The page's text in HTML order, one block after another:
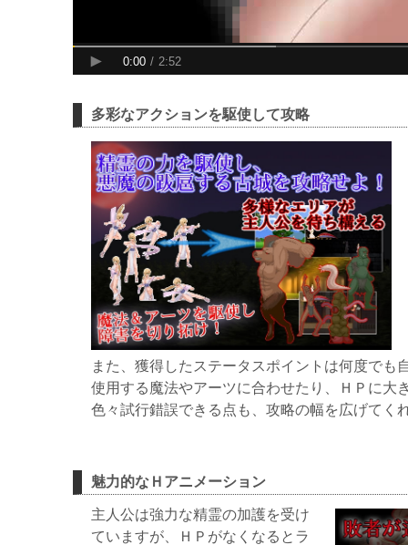
多彩なアクションを駆使して攻略
また、獲得したステータスポイントは何度でも
使用する魔法やアーツに合わせたり、ＨＰに大
色々試行錯誤できる点も、攻略の幅を広げてく
魅力的なＨアニメーション
主人公は強力な精霊の加護を受け
ていますが、ＨＰがなくなるとラ